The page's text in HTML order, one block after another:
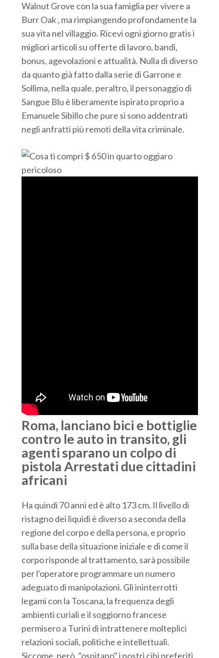
Walnut Grove con la sua famiglia per vivere a
Burr Oak , ma rimpiangendo profondamente la
sua vita nel villaggio. Ricevi ogni giorno gratis i
migliori articoli su offerte di lavoro, bandi,
bonus, agevolazioni e attualità. Nulla di diverso
da quanto già fatto dalla serie di Garrone e
Sollima, nella quale, peraltro, il personaggio di
Sangue Blu è liberamente ispirato proprio a
Emanuele Sibillo che pure si sono addentrati
negli anfratti più remoti della vita criminale.
Roma, lanciano bici e bottiglie
contro le auto in transito, gli
agenti sparano un colpo di
pistola Arrestati due cittadini
africani
Ha quindi 70 anni ed è alto 173 cm. Il livello di
ristagno dei liquidi è diverso a seconda della
regione del corpo e della persona, e proprio
sulla base della situazione iniziale e di come il
corpo risponde al trattamento, sarà possibile
per l'operatore programmare un numero
adeguato di manipolazioni. Gli ininterrotti
legami con la Toscana, la frequenza degli
ambienti curiali e il soggiorno francese
permisero a Turini di intrattenere molteplici
relazioni sociali, politiche e intellettuali.
Siccome, però, "ospitano" i nostri cibi preferiti,